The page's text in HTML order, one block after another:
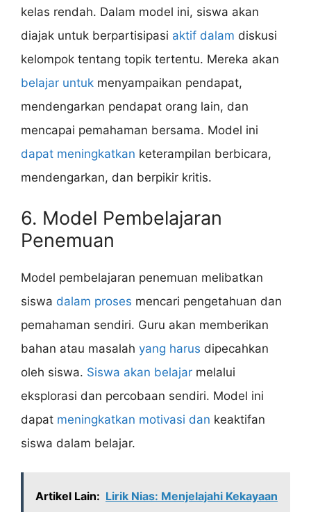
kelas rendah. Dalam model ini, siswa akan
diajak untuk berpartisipasi aktif dalam diskusi
kelompok tentang topik tertentu. Mereka akan
belajar untuk menyampaikan pendapat,
mendengarkan pendapat orang lain, dan
mencapai pemahaman bersama. Model ini
dapat meningkatkan keterampilan berbicara,
mendengarkan, dan berpikir kritis.
6. Model Pembelajaran
Penemuan
Model pembelajaran penemuan melibatkan
siswa dalam proses mencari pengetahuan dan
pemahaman sendiri. Guru akan memberikan
bahan atau masalah yang harus dipecahkan
oleh siswa. Siswa akan belajar melalui
eksplorasi dan percobaan sendiri. Model ini
dapat meningkatkan motivasi dan keaktifan
siswa dalam belajar.
Artikel Lain: Lirik Nias: Menjelajahi Kekayaan